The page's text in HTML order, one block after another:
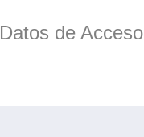
Datos de Acceso